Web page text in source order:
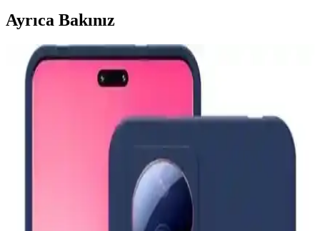
Ayrıca Bakınız
Aksesuar Marka Bileklik Kıyaslaması: Samsung
Galaxy Modelleri ve Güncel Trendler
aksesuarlar hakkında detaylı kıyaslama ve trendler, dayanıklılık,
tasarım ve fonksiyonellik açısından bilgiler içerir.
Kadın Çantası ve Teknolojik Entegrasyonun Güncel
Durumu ve Gelecek Trendleri
Kadın çantaları ve teknolojik ürünlerin entegrasyonu, pratiklik ve
estetik açısından yeni olanaklar sunuyor. Gelecekte akıllı özellikler